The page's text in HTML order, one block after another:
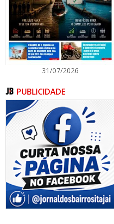
31/07/2026
PUBLICIDADE